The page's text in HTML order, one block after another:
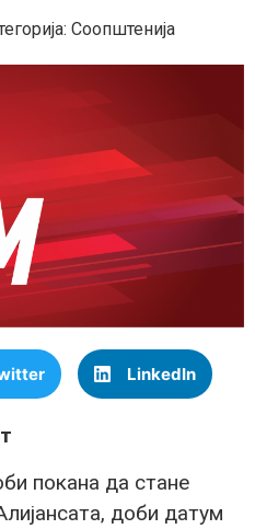
Соопштенија
LinkedIn
покана да стане
доби датум